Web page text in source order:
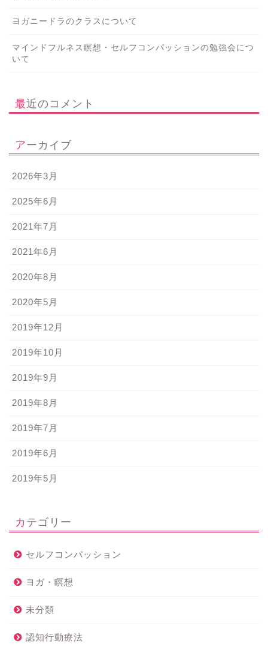
ヨガニードラのクラスについて
マインドフルネス瞑想・セルフコンパッションの勉強会につ
いて
最近のコメント
アーカイブ
2026年3月
2025年6月
2021年7月
2021年6月
2020年8月
2020年5月
2019年12月
2019年10月
2019年9月
2019年8月
2019年7月
2019年6月
2019年5月
カテゴリー
セルフコンパッション
ヨガ・瞑想
未分類
認知行動療法